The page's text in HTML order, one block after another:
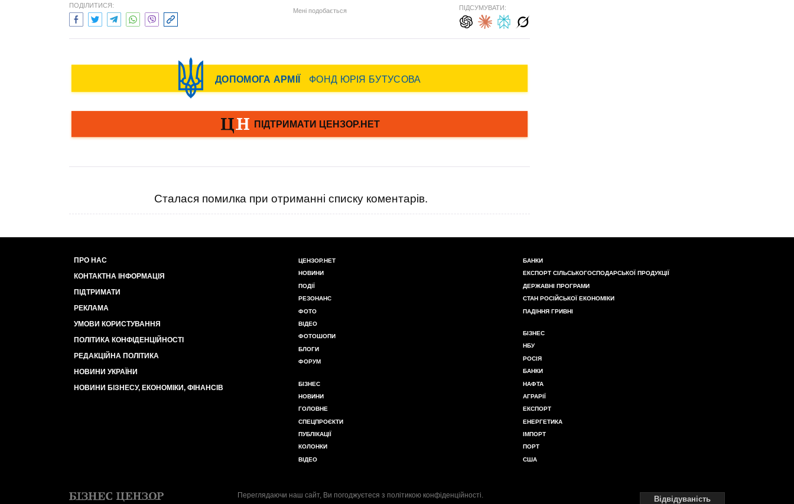
ПОДІЛИТИСЯ:
Мені подобається ПІДСУМУВАТИ:
Сталася помилка при отриманні списку коментарів.
ПРО НАС
КОНТАКТНА ІНФОРМАЦІЯ
ПІДТРИМАТИ
РЕКЛАМА
УМОВИ КОРИСТУВАННЯ
ПОЛІТИКА КОНФІДЕНЦІЙНОСТІ
РЕДАКЦІЙНА ПОЛІТИКА
НОВИНИ УКРАЇНИ
НОВИНИ БІЗНЕСУ, ЕКОНОМІКИ, ФІНАНСІВ
ЦЕНЗОР.НЕТ
НОВИНИ
ПОДІЇ
РЕЗОНАНС
ФОТО
ВІДЕО
ФОТОШОПИ
БЛОГИ
ФОРУМ
БІЗНЕС
НОВИНИ
ГОЛОВНЕ
СПЕЦПРОЄКТИ
ПУБЛІКАЦІЇ
КОЛОНКИ
ВІДЕО
БАНКИ
ЕКСПОРТ СІЛЬСЬКОГОСПОДАРСЬКОЇ ПРОДУКЦІЇ
ДЕРЖАВНІ ПРОГРАМИ
СТАН РОСІЙСЬКОЇ ЕКОНОМІКИ
ПАДІННЯ ГРИВНІ
БІЗНЕС
НБУ
РОСІЯ
БАНКИ
НАФТА
АГРАРІЇ
ЕКСПОРТ
ЕНЕРГЕТИКА
ІМПОРТ
ПОРТ
США
Переглядаючи наш сайт, Ви погоджуєтеся з політикою конфіденційності. Відвідуваність